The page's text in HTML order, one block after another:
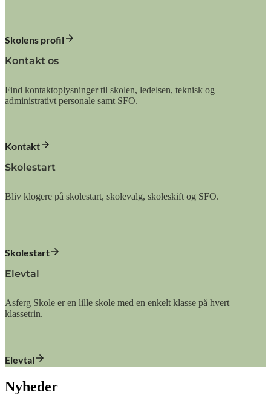
Skolens profil
Kontakt os
Find kontaktoplysninger til skolen, ledelsen, teknisk og
administrativt personale samt SFO.
Kontakt
Skolestart
Bliv klogere på skolestart, skolevalg, skoleskift og SFO.
Skolestart
Elevtal
Asferg Skole er en lille skole med en enkelt klasse på hvert
klassetrin.
Elevtal
Nyheder